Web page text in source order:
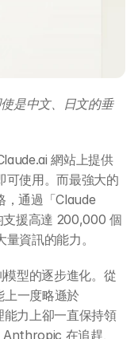
是中文、日文的垂
網站上提供
可使用。而最強大的
，通過「Claude
支援高達 200,000 個
資訊的能力。
型的逐步進化。從
一度略遜於
力上卻一直保持領
在追趕、